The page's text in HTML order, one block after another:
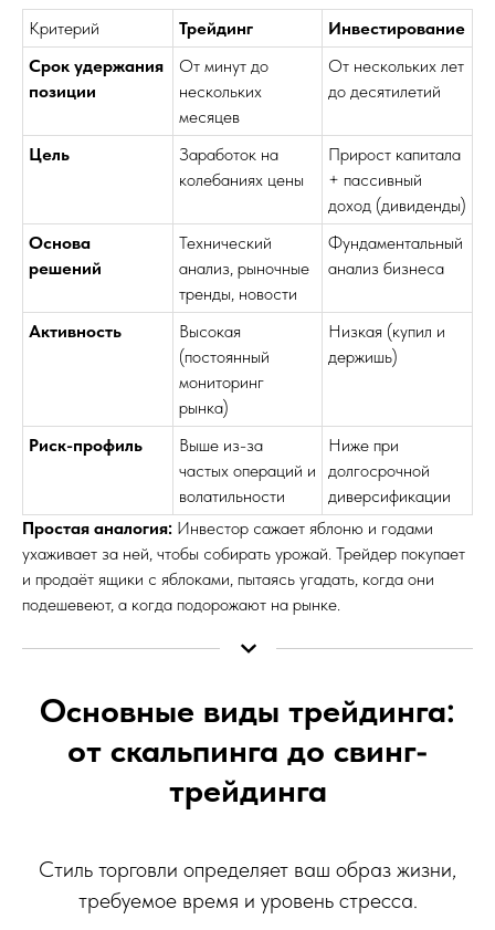
Критерий Трейдинг
Инвестирование
Срок удержания
позиции
От минут до
нескольких
месяцев
От нескольких лет
до десятилетий
Цель
Заработок на
колебаниях цены
Прирост капитала
+ пассивный
доход (дивиденды)
Основа
решений
Технический
анализ, рыночные
тренды, новости
Фундаментальный
анализ бизнеса
Активность
Высокая
(постоянный
мониторинг
рынка)
Низкая (купил и
держишь)
Риск-профиль
Выше из-за
частых операций и
волатильности
Ниже при
долгосрочной
диверсификации
Простая аналогия: Инвестор сажает яблоню и годами
ухаживает за ней, чтобы собирать урожай. Трейдер покупает
и продаёт ящики с яблоками, пытаясь угадать, когда они
подешевеют, а когда подорожают на рынке.
Основные виды трейдинга:
от скальпинга до свинг-
трейдинга
Стиль торговли определяет ваш образ жизни,
требуемое время и уровень стресса.